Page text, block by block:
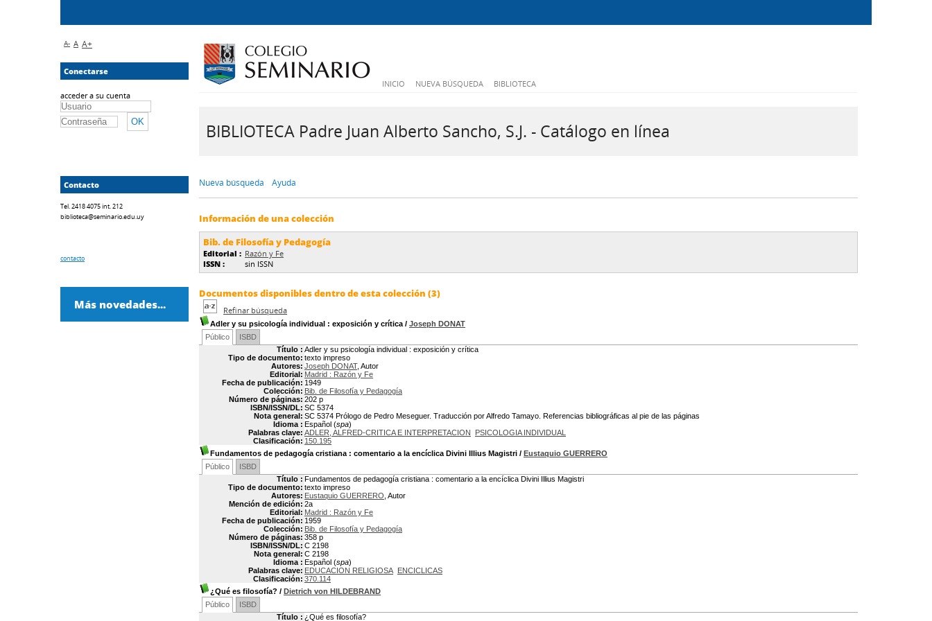
INICIO NUEVA BÚSQUEDA BIBLIOTECA
BIBLIOTECA Padre Juan Alberto Sancho, S.J. - Catálogo en línea
Nueva búsqueda Ayuda
Información de una colección
Bib. de Filosofía y Pedagogía
Editorial : Razón y Fe
ISSN :
sin ISSN
Documentos disponibles dentro de esta colección (3)
Refinar búsqueda
Adler y su psicología individual : exposición y crítica / Joseph DONAT
Público
ISBD
Título : Adler y su psicología individual : exposición y crítica
Tipo de documento: texto impreso
Autores: Joseph DONAT, Autor
Editorial: Madrid : Razón y Fe
Fecha de publicación: 1949
Colección: Bib. de Filosofía y Pedagogía
Número de páginas: 202 p
ISBN/ISSN/DL: SC 5374
Nota general: SC 5374 Prólogo de Pedro Meseguer. Traducción por Alfredo Tamayo. Referencias bibliográficas al pie de las páginas
Idioma : Español (spa)
Palabras clave: ADLER, ALFRED-CRITICA E INTERPRETACION
PSICOLOGIA INDIVIDUAL
Clasificación: 150.195
Fundamentos de pedagogía cristiana : comentario a la encíclica Divini Illius Magistri / Eustaquio GUERRERO
Público
ISBD
Título : Fundamentos de pedagogía cristiana : comentario a la encíclica Divini Illius Magistri
Tipo de documento: texto impreso
Autores: Eustaquio GUERRERO , Autor
Mención de edición: 2a
Editorial: Madrid : Razón y Fe
Fecha de publicación: 1959
Colección: Bib. de Filosofía y Pedagogía
Número de páginas: 358 p
ISBN/ISSN/DL: C 2198
Nota general: C 2198
Idioma : Español (spa)
Palabras clave: EDUCACION RELIGIOSA ENCICLICAS
Clasificación: 370.114
¿Qué es filosofía? / Dietrich von HILDEBRAND
Público
ISBD
Título : ¿Qué es filosofía?
A- A A+
Conectarse
acceder a su cuenta
Contacto
Tel. 2418 4075 int. 212
biblioteca@seminario.edu.uy
contacto
Más novedades...